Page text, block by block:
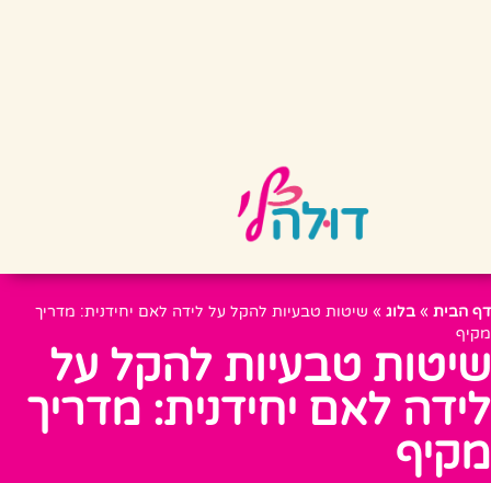
דף הבית » בלוג » שיטות טבעיות להקל על לידה לאם יחידנית: מדריך
מקיף
שיטות טבעיות להקל על
לידה לאם יחידנית: מדריך
מקיף